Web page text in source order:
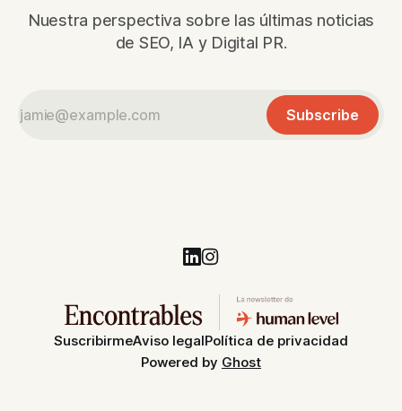
Nuestra perspectiva sobre las últimas noticias
de SEO, IA y Digital PR.
Subscribe
SuscribirmeAviso legalPolítica de privacidad
Powered by Ghost